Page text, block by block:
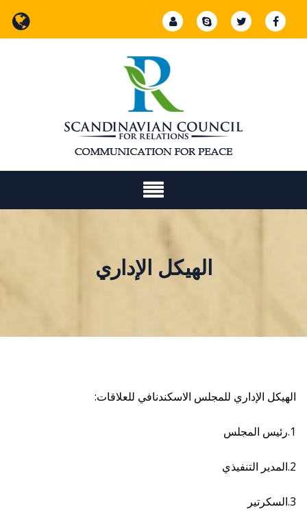
الهيكل الإداري
الهيكل الإداري للمجلس الاسكندنافي للعلاقات:
1.رئيس المجلس
2.المدير التنفيذي
3.السكرتير